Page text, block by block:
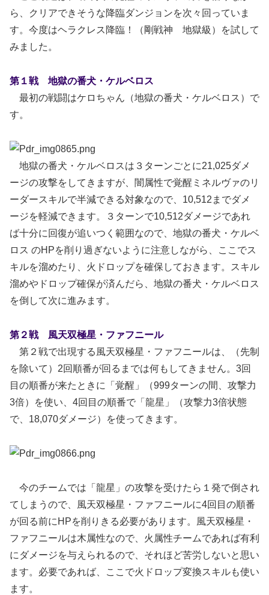
ら、クリアできそうな降臨ダンジョンを次々回っていま
す。今度はヘラクレス降臨！（剛戦神 地獄級）を試して
みました。
第１戦 地獄の番犬・ケルベロス
最初の戦闘はケロちゃん（地獄の番犬・ケルベロス）で
す。
地獄の番犬・ケルベロスは３ターンごとに21,025ダメ
ージの攻撃をしてきますが、闇属性で覚醒ミネルヴァのリ
ーダースキルで半減できる対象なので、10,512までダメ
ージを軽減できます。３ターンで10,512ダメージであれ
ば十分に回復が追いつく範囲なので、地獄の番犬・ケルベ
ロス のHPを削り過ぎないように注意しながら、ここでス
キルを溜めたり、火ドロップを確保しておきます。スキル
溜めやドロップ確保が済んだら、地獄の番犬・ケルベロス
を倒して次に進みます。
第２戦 風天双極星・ファフニール
第２戦で出現する風天双極星・ファフニールは、（先制
を除いて）2回順番が回るまでは何もしてきません。3回
目の順番が来たときに「覚醒」（999ターンの間、攻撃力
3倍）を使い、4回目の順番で「龍星」（攻撃力3倍状態
で、18,070ダメージ）を使ってきます。
今のチームでは「龍星」の攻撃を受けたら１発で倒され
てしまうので、風天双極星・ファフニールに4回目の順番
が回る前にHPを削りきる必要があります。風天双極星・
ファフニールは木属性なので、火属性チームであれば有利
にダメージを与えられるので、それほど苦労しないと思い
ます。必要であれば、ここで火ドロップ変換スキルも使い
ます。